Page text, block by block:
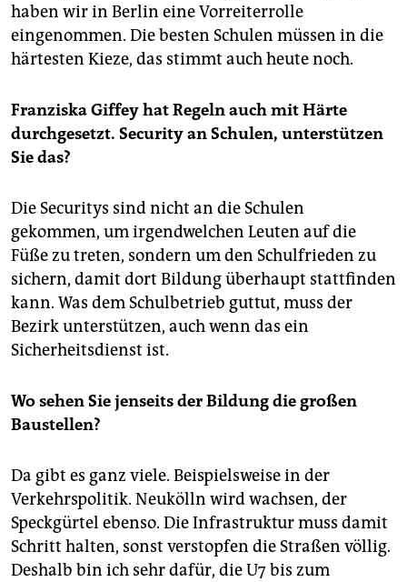
haben wir in Berlin eine Vorreiterrolle
eingenommen. Die besten Schulen müssen in die
härtesten Kieze, das stimmt auch heute noch.
Franziska Giffey hat Regeln auch mit Härte
durchgesetzt. Security an Schulen, unterstützen
Sie das?
Die Securitys sind nicht an die Schulen
gekommen, um irgendwelchen Leuten auf die
Füße zu treten, sondern um den Schulfrieden zu
sichern, damit dort Bildung überhaupt stattfinden
kann. Was dem Schulbetrieb guttut, muss der
Bezirk unterstützen, auch wenn das ein
Sicherheitsdienst ist.
Wo sehen Sie jenseits der Bildung die großen
Baustellen?
Da gibt es ganz viele. Beispielsweise in der
Verkehrspolitik. Neukölln wird wachsen, der
Speckgürtel ebenso. Die Infrastruktur muss damit
Schritt halten, sonst verstopfen die Straßen völlig.
Deshalb bin ich sehr dafür, die U7 bis zum